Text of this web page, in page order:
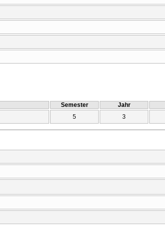
Semester Jahr
5 3